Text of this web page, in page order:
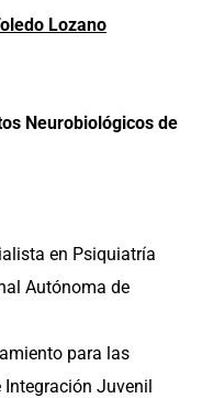
Lozano
Neurobiológicos de
en Psiquiatría
Autónoma de
para las
Integración Juvenil